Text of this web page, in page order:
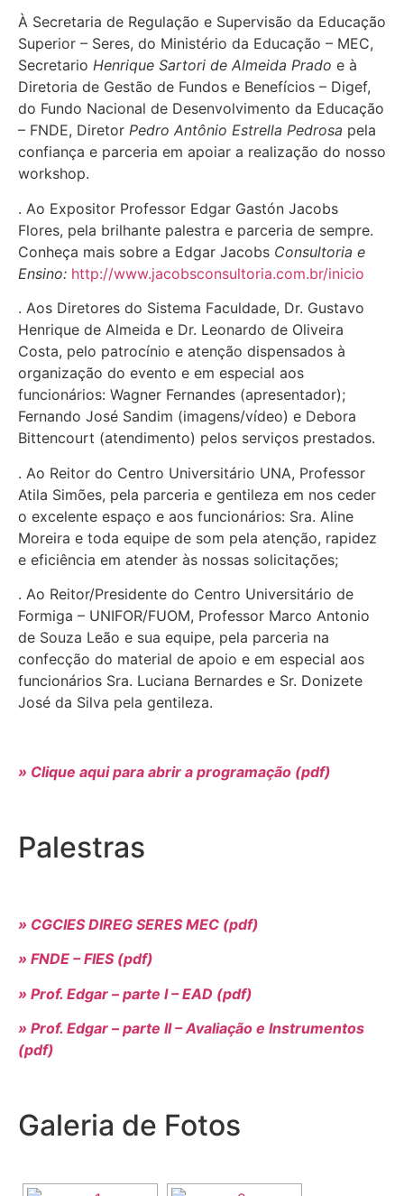
À Secretaria de Regulação e Supervisão da Educação
Superior – Seres, do Ministério da Educação – MEC,
Secretario Henrique Sartori de Almeida Prado e à
Diretoria de Gestão de Fundos e Benefícios – Digef,
do Fundo Nacional de Desenvolvimento da Educação
– FNDE, Diretor Pedro Antônio Estrella Pedrosa pela
confiança e parceria em apoiar a realização do nosso
workshop.
. Ao Expositor Professor Edgar Gastón Jacobs
Flores, pela brilhante palestra e parceria de sempre.
Conheça mais sobre a Edgar Jacobs Consultoria e
Ensino: http://www.jacobsconsultoria.com.br/inicio
. Aos Diretores do Sistema Faculdade, Dr. Gustavo
Henrique de Almeida e Dr. Leonardo de Oliveira
Costa, pelo patrocínio e atenção dispensados à
organização do evento e em especial aos
funcionários: Wagner Fernandes (apresentador);
Fernando José Sandim (imagens/vídeo) e Debora
Bittencourt (atendimento) pelos serviços prestados.
. Ao Reitor do Centro Universitário UNA, Professor
Atila Simões, pela parceria e gentileza em nos ceder
o excelente espaço e aos funcionários: Sra. Aline
Moreira e toda equipe de som pela atenção, rapidez
e eficiência em atender às nossas solicitações;
. Ao Reitor/Presidente do Centro Universitário de
Formiga – UNIFOR/FUOM, Professor Marco Antonio
de Souza Leão e sua equipe, pela parceria na
confecção do material de apoio e em especial aos
funcionários Sra. Luciana Bernardes e Sr. Donizete
José da Silva pela gentileza.
» Clique aqui para abrir a programação (pdf)
Palestras
» CGCIES DIREG SERES MEC (pdf)
» FNDE – FIES (pdf)
» Prof. Edgar – parte I – EAD (pdf)
» Prof. Edgar – parte II – Avaliação e Instrumentos
(pdf)
Galeria de Fotos